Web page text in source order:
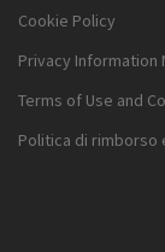
Cookie Policy
Privacy Information
Terms of Use and
Politica di rimborso